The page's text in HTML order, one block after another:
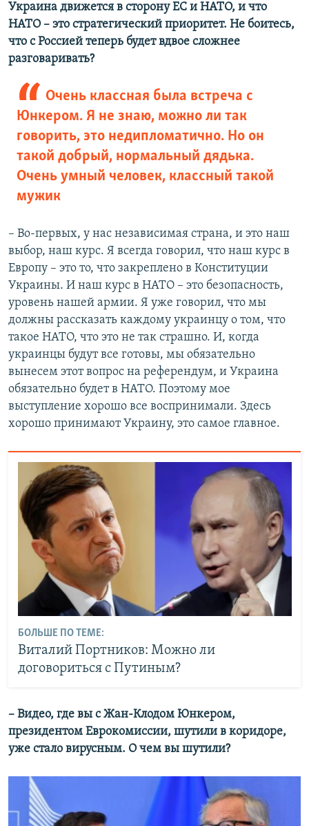
Украина движется в сторону ЕС и НАТО, и что
НАТО – это стратегический приоритет. Не боитесь,
что с Россией теперь будет вдвое сложнее
разговаривать?
Очень классная была встреча с
Юнкером. Я не знаю, можно ли так
говорить, это недипломатично. Но он
такой добрый, нормальный дядька.
Очень умный человек, классный такой
мужик
– Во-первых, у нас независимая страна, и это наш
выбор, наш курс. Я всегда говорил, что наш курс в
Европу – это то, что закреплено в Конституции
Украины. И наш курс в НАТО – это безопасность,
уровень нашей армии. Я уже говорил, что мы
должны рассказать каждому украинцу о том, что
такое НАТО, что это не так страшно. И, когда
украинцы будут все готовы, мы обязательно
вынесем этот вопрос на референдум, и Украина
обязательно будет в НАТО. Поэтому мое
выступление хорошо все воспринимали. Здесь
хорошо принимают Украину, это самое главное.
БОЛЬШЕ ПО ТЕМЕ:
Виталий Портников: Можно ли
договориться с Путиным?
– Видео, где вы с Жан-Клодом Юнкером,
президентом Еврокомиссии, шутили в коридоре,
уже стало вирусным. О чем вы шутили?